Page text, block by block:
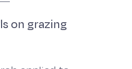
on grazing